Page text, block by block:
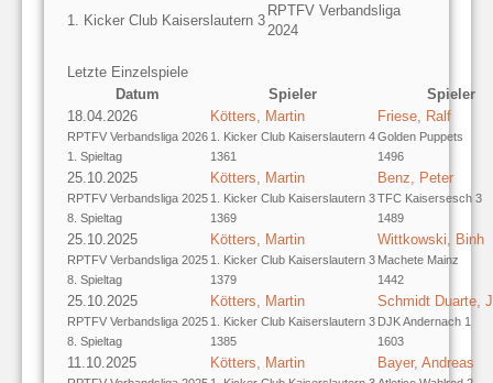
1. Kicker Club Kaiserslautern 3
RPTFV Verbandsliga
2024
Letzte Einzelspiele
Datum
Spieler
Spieler
18.04.2026
RPTFV Verbandsliga 2026
1. Spieltag
Kötters, Martin
1. Kicker Club Kaiserslautern 4
1361
Friese, Ralf
Golden Puppets
1496
25.10.2025
RPTFV Verbandsliga 2025
8. Spieltag
Kötters, Martin
1. Kicker Club Kaiserslautern 3
1369
Benz, Peter
TFC Kaisersesch 3
1489
25.10.2025
RPTFV Verbandsliga 2025
8. Spieltag
Kötters, Martin
1. Kicker Club Kaiserslautern 3
1379
Wittkowski, Binh
Machete Mainz
1442
25.10.2025
RPTFV Verbandsliga 2025
8. Spieltag
Kötters, Martin
1. Kicker Club Kaiserslautern 3
1385
Schmidt Duarte,
DJK Andernach 1
1603
11.10.2025 Kötters, Martin Bayer, Andreas